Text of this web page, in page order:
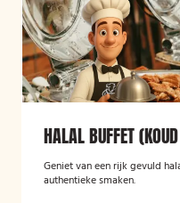
HALAL BUFFET
Geniet van een rijk gevuld
authentieke smaken.